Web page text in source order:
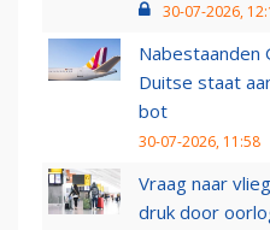
30-07-2026,
Nabestaanden
Duitse staat
bot
30-07-2026, 11:58
Vraag naar
druk door